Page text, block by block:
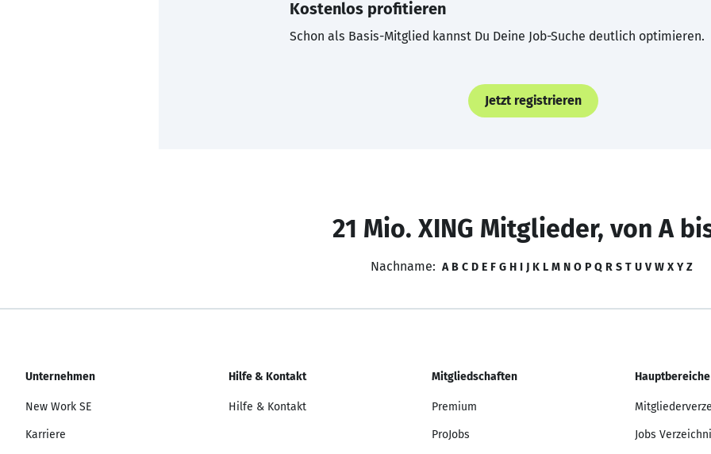
Kostenlos profitieren
Schon als Basis-Mitglied kannst Du Deine Job-Suche deutlich optimieren.
Jetzt registrieren
21 Mio. XING Mitglieder, von A
Nachname: A B C D E F G H I J K L M N O P Q R S T U V W X Y Z
Unternehmen
New Work SE
Karriere
Hilfe & Kontakt
Hilfe & Kontakt
Mitgliedschaften
Premium
ProJobs
Hauptbereiche
Jobs